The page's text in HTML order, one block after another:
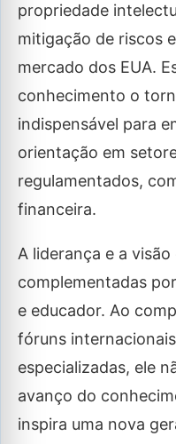
propriedade
mitigação de riscos
mercado dos EUA.
conhecimento o
indispensável para
orientação em
regulamentados,
financeira.
A liderança e a
complementadas
e educador. Ao
fóruns
especializadas, ele
avanço do
inspira uma nova